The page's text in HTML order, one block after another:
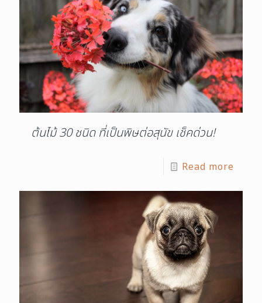
ต้นไม้ 30 ชนิด ที่เป็นพิษต่อสุนัข เช็คด่วน!
Read more